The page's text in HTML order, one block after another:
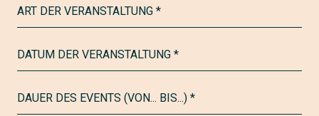
ART DER VERANSTALTUNG *
DATUM DER VERANSTALTUNG *
DAUER DES EVENTS (VON... BIS...) *